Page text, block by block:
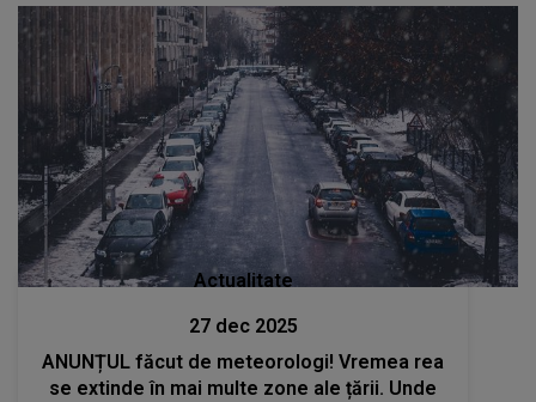
Actualitate
27 dec 2025
ANUNȚUL făcut de meteorologi! Vremea rea
se extinde în mai multe zone ale țării. Unde